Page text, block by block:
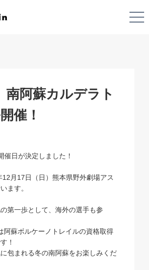
阿蘇カルデラト
催！
催日が決定しました！
12月17日（日）熊本県野外劇場アス
ます。
第一歩として、海外の選手も参
阿蘇ボルケーノトレイルの資格取得
！
包まれる冬の南阿蘇をお楽しみくだ